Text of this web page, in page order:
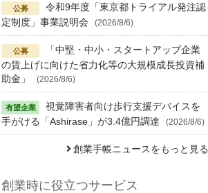
令和9年度「東京都トライアル発注認
定制度」事業説明会
(2026/8/6)
「中堅・中小・スタートアップ企業
の賃上げに向けた省力化等の大規模成長投資補
助金」
(2026/8/6)
視覚障害者向け歩行支援デバイスを
手がける「Ashirase」が3.4億円調達
(2026/8/6)
創業手帳ニュースをもっと見る
創業時に役立つサービス